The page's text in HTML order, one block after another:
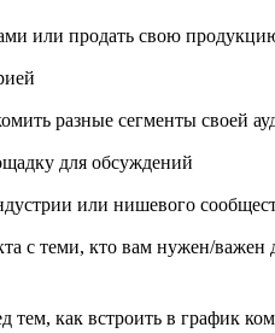
или продать свою
разные сегменты своей
для обсуждений
или нишевого
с теми, кто вам нужен/важен
тем, как встроить в график